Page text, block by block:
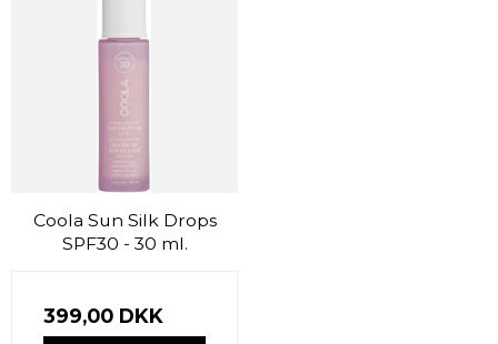
Coola Sun Silk Drops
SPF30 - 30 ml.
399,00 DKK